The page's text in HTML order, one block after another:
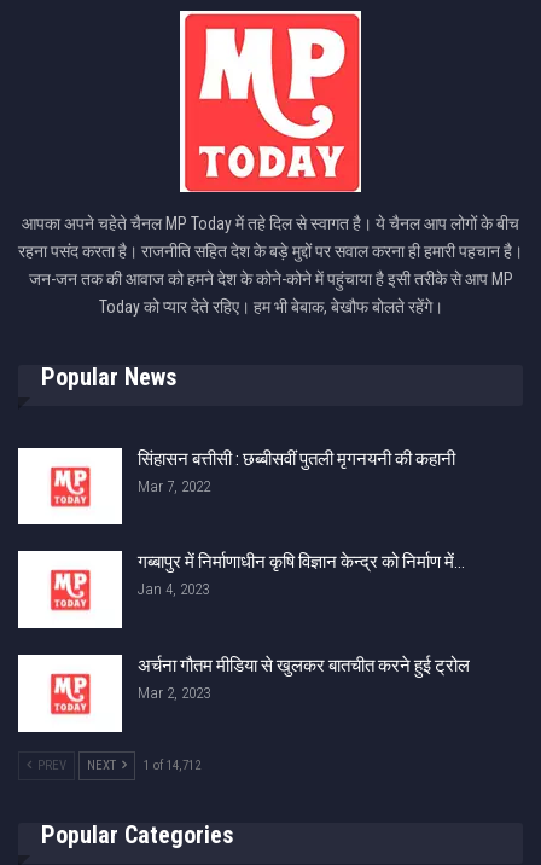
आपका अपने चहेते चैनल MP Today में तहे दिल से स्वागत है। ये चैनल आप लोगों के बीच
रहना पसंद करता है। राजनीति सहित देश के बड़े मुद्दों पर सवाल करना ही हमारी पहचान है।
जन-जन तक की आवाज को हमने देश के कोने-कोने में पहुंचाया है इसी तरीके से आप MP
Today को प्यार देते रहिए। हम भी बेबाक, बेखौफ बोलते रहेंगे।
Popular News
सिंहासन बत्तीसी : छब्बीसवीं पुतली मृगनयनी की कहानी
Mar 7, 2022
गब्बापुर में निर्माणाधीन कृषि विज्ञान केन्द्र को निर्माण में…
Jan 4, 2023
अर्चना गौतम मीडिया से खुलकर बातचीत करने हुई ट्रोल
Mar 2, 2023
PREV NEXT 1 of 14,712
Popular Categories